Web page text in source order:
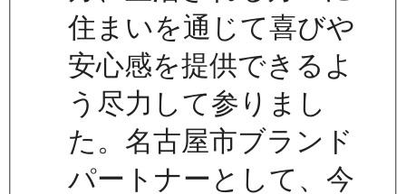
住まいを通じて喜びや
安心感を提供できるよ
う尽力して参りまし
た。名古屋市ブランド
パートナーとして、今